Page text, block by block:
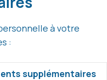
à votre
:
supplémentaires